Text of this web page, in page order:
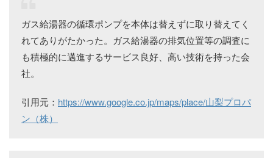
ガス給湯器の循環ポンプを本体は替えずに取り替えてく
れてありがたかった。ガス給湯器の排気位置等の調査に
も積極的に邁進するサービス良好、高い技術を持った会
社。
引用元： https://www.google.co.jp/maps/place/山梨プロパ
ン（株）